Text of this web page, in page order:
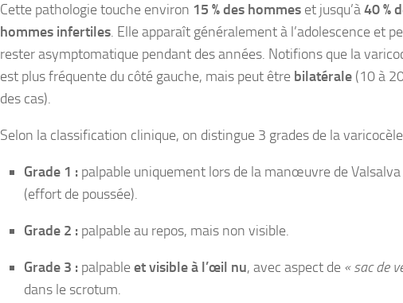
Cette pathologie touche environ 15 % des hommes et jusqu’à40 %
hommes infertiles. Elle apparaît généralement à l’adolescence et
rester asymptomatique pendant des années. Notifions que la
est plus fréquente du côté gauche, mais peut être bilatérale (10 à
des cas).
Selon la classification clinique, on distingue 3 grades de la
Grade 1 : palpable uniquement lors de la manœuvre de Valsalva
(effort de poussée).
Grade 2 : palpable au repos, mais non visible.
Grade 3 : palpableet visible à l’œil nu, avec aspect de « sac de
dans le scrotum.